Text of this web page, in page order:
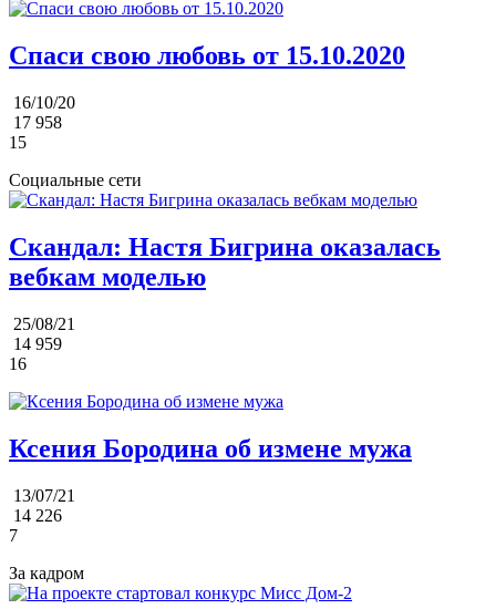
Спаси свою любовь от 15.10.2020
16/10/20
17 958
15
Социальные сети
Скандал: Настя Бигрина оказалась
вебкам моделью
25/08/21
14 959
16
Ксения Бородина об измене мужа
13/07/21
14 226
7
За кадром